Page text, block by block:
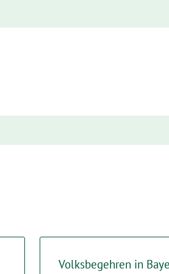
Volksbegehren in